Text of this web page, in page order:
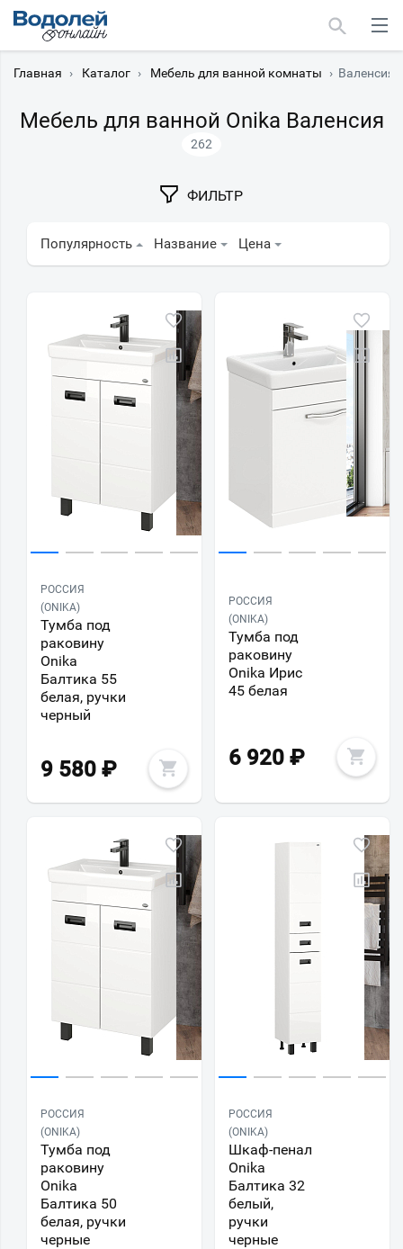
Главная › Каталог › Мебель для ванной комнаты › Валенсия
Мебель для ванной Onika Валенсия
262
ФИЛЬТР
Популярность Название Цена
РОССИЯ
(ONIKA)
Тумба под
раковину
Onika
Балтика 55
белая, ручки
черный
9 580 ₽
РОССИЯ
(ONIKA)
Тумба под
раковину
Onika Ирис
45 белая
6 920 ₽
РОССИЯ
(ONIKA)
Тумба под
раковину
Onika
Балтика 50
белая, ручки
черные
РОССИЯ
(ONIKA)
Шкаф-пенал
Onika
Балтика 32
белый,
ручки
черные